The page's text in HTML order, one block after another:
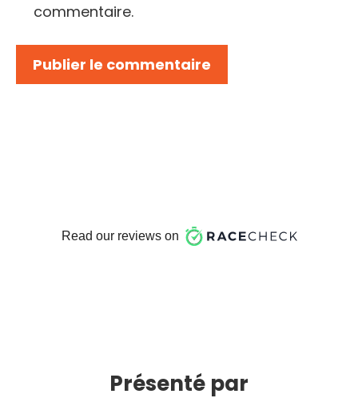
commentaire.
Présenté par